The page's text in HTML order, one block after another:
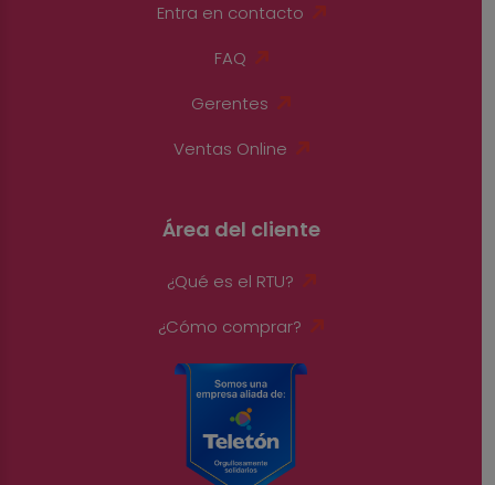
Entra en contacto
FAQ
Gerentes
Ventas Online
Área del cliente
¿Qué es el RTU?
¿Cómo comprar?